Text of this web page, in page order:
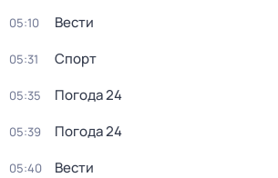
05:10 Вести
05:31 Спорт
05:35 Погода 24
05:39 Погода 24
05:40 Вести